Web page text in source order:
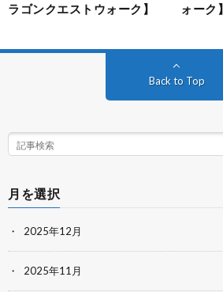
ラゴンクエストウォーク】
ォーク】
Back to Top
月を選択
2025年12月
2025年11月